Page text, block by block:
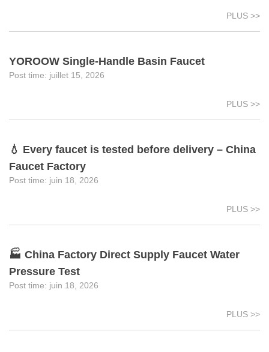
PLUS >>
YOROOW Single-Handle Basin Faucet
juillet 15, 2026
PLUS >>
💧 Every faucet is tested before delivery – China
Faucet Factory
juin 18, 2026
PLUS >>
🏭 China Factory Direct Supply Faucet Water
Pressure Test
juin 18, 2026
PLUS >>